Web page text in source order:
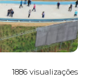
1886 visualizações